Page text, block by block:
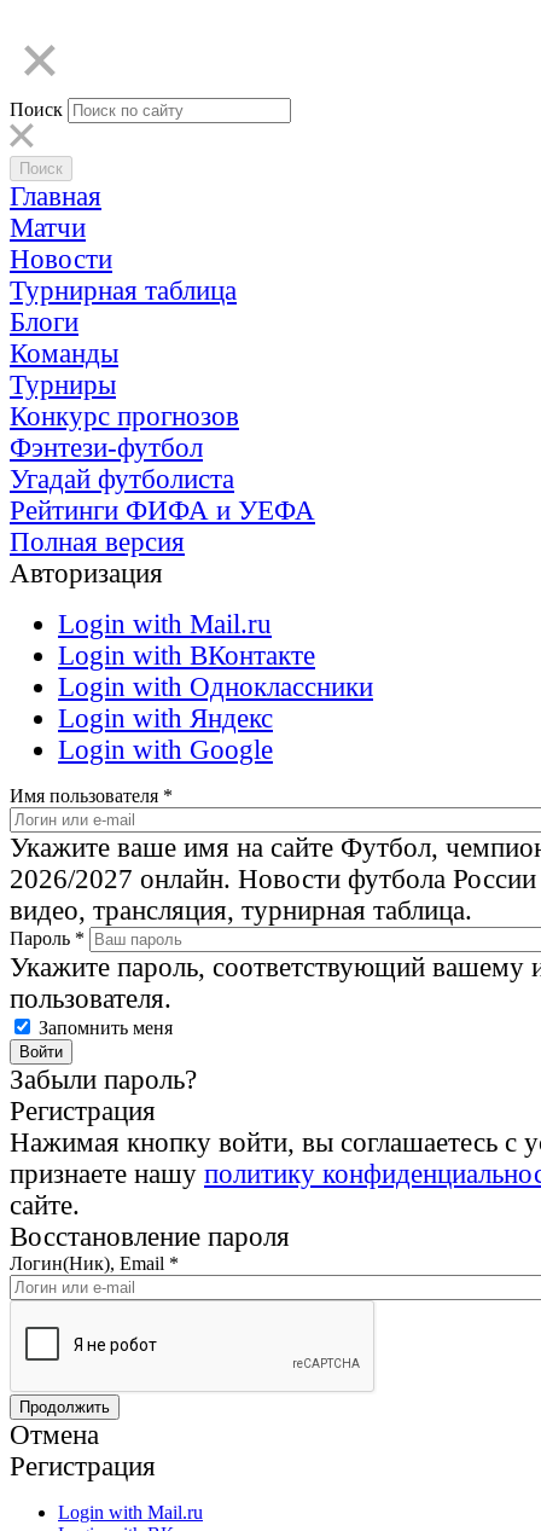
Поиск
Главная
Матчи
Новости
Турнирная таблица
Блоги
Команды
Турниры
Конкурс прогнозов
Фэнтези-футбол
Угадай футболиста
Рейтинги ФИФА и УЕФА
Полная версия
Авторизация
Login with Mail.ru
Login with ВКонтакте
Login with Одноклассники
Login with Яндекс
Login with Google
Имя пользователя *
Укажите ваше имя на сайте Футбол,
2026/2027 онлайн. Новости футбола
видео, трансляция, турнирная таблица.
Пароль *
Укажите пароль, соответствующий вашему
пользователя.
Запомнить меня
Забыли пароль?
Регистрация
Нажимая кнопку войти, вы соглашаетесь с
признаете нашу политику
сайте.
Восстановление пароля
Логин(Ник), Email *
Отмена
Регистрация
Login with Mail.ru